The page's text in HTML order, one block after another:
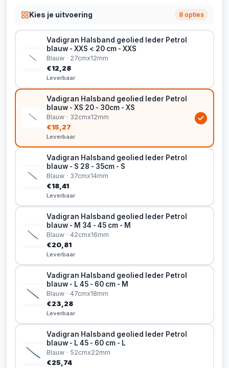
Kies je uitvoering 8 opties
Vadigran Halsband geolied leder Petrol
blauw - XXS < 20 cm - XXS
Blauw · 27cmx12mm
€12,28
Leverbaar
Vadigran Halsband geolied leder Petrol
blauw - XS 20 - 30cm - XS
Blauw · 32cmx12mm
€15,27
Leverbaar
Vadigran Halsband geolied leder Petrol
blauw - S 28 - 35cm - S
Blauw · 37cmx14mm
€18,41
Leverbaar
Vadigran Halsband geolied leder Petrol
blauw - M 34 - 45 cm - M
Blauw · 42cmx16mm
€20,81
Leverbaar
Vadigran Halsband geolied leder Petrol
blauw - L 45 - 60 cm - M
Blauw · 47cmx18mm
€23,28
Leverbaar
Vadigran Halsband geolied leder Petrol
blauw - L 45 - 60 cm - L
Blauw · 52cmx22mm
€25,74